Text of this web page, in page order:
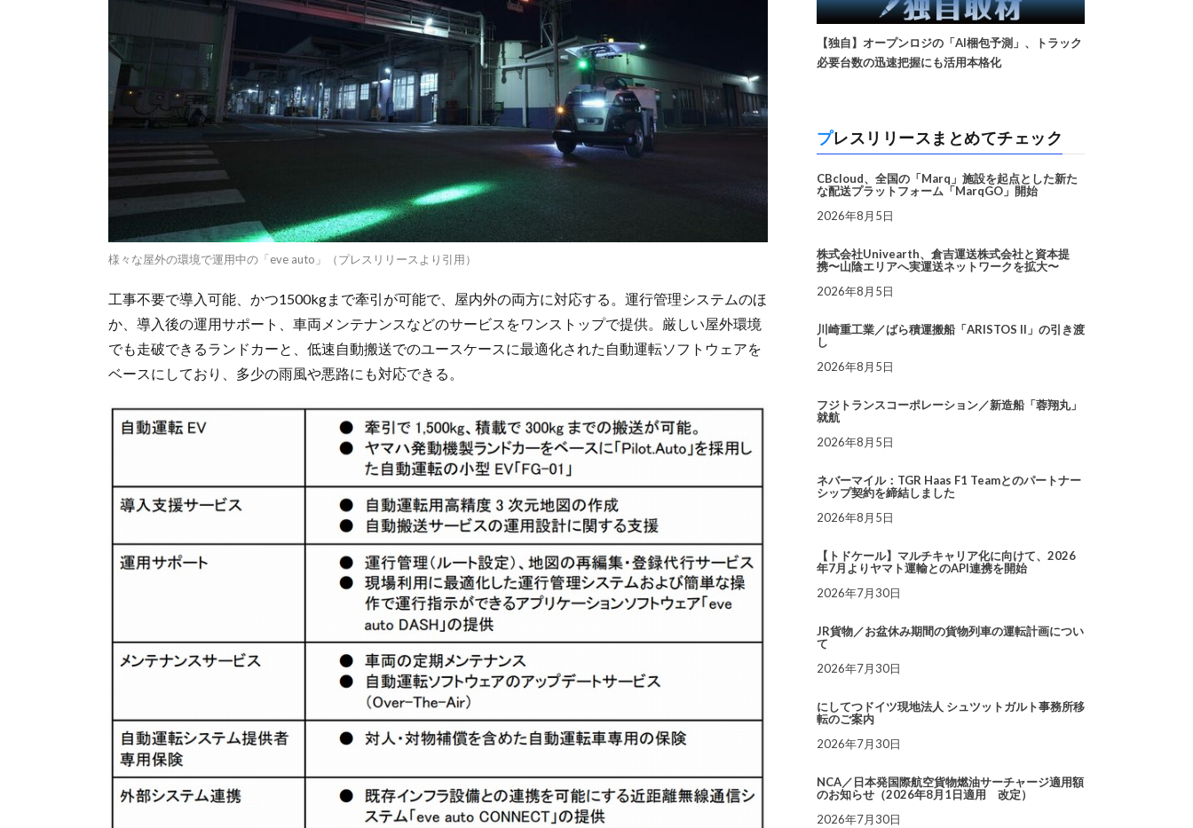
様々な屋外の環境で運用中の「eve auto」（プレスリリースより引用）
工事不要で導入可能、かつ1500kgまで牽引が可能で、屋内外の両方に対応する。運行管理システムのほ
か、導入後の運用サポート、車両メンテナンスなどのサービスをワンストップで提供。厳しい屋外環境
でも走破できるランドカーと、低速自動搬送でのユースケースに最適化された自動運転ソフトウェアを
ベースにしており、多少の雨風や悪路にも対応できる。
【独自】オープンロジの「AI梱包予測」、トラック
必要台数の迅速把握にも活用本格化
プレスリリースまとめてチェック
CBcloud、全国の「Marq」施設を起点とした新た
な配送プラットフォーム「MarqGO」開始
2026年8月5日
株式会社Univearth、倉吉運送株式会社と資本提
携〜山陰エリアへ実運送ネットワークを拡大〜
2026年8月5日
川崎重工業／ばら積運搬船「ARISTOS II」の引き渡
し
2026年8月5日
フジトランスコーポレーション／新造船「蓉翔丸」
就航
2026年8月5日
ネバーマイル：TGR Haas F1 Teamとのパートナー
シップ契約を締結しました
2026年8月5日
【トドケール】マルチキャリア化に向けて、2026
年7月よりヤマト運輸とのAPI連携を開始
2026年7月30日
JR貨物／お盆休み期間の貨物列車の運転計画につい
て
2026年7月30日
にしてつドイツ現地法人 シュツットガルト事務所移
転のご案内
2026年7月30日
NCA／日本発国際航空貨物燃油サーチャージ適用額
のお知らせ（2026年8月1日適用 改定）
2026年7月30日